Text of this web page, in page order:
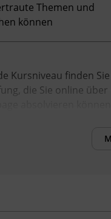
Themen und
können
Kursniveau finden Sie
die Sie online über